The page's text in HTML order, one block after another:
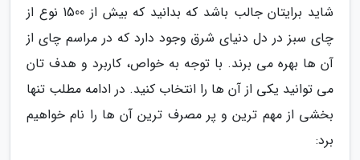
شاید برایتان جالب باشد که بدانید که بیش از 1500 نوع از
چای سبز در دل دنیای شرق وجود دارد که در مراسم چای از
آن ها بهره می برند. با توجه به خواص، کاربرد و هدف تان
می توانید یکی از آن ها را انتخاب کنید. در ادامه مطلب تنها
بخشی از مهم ترین و پر مصرف ترین آن ها را نام خواهیم
برد: